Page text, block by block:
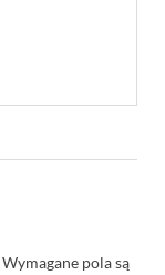
Wymagane pola są